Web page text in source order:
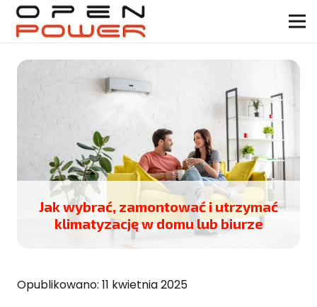
Jak wybrać, zamontować i utrzymać
klimatyzację w domu lub biurze
Opublikowano: 11 kwietnia 2025